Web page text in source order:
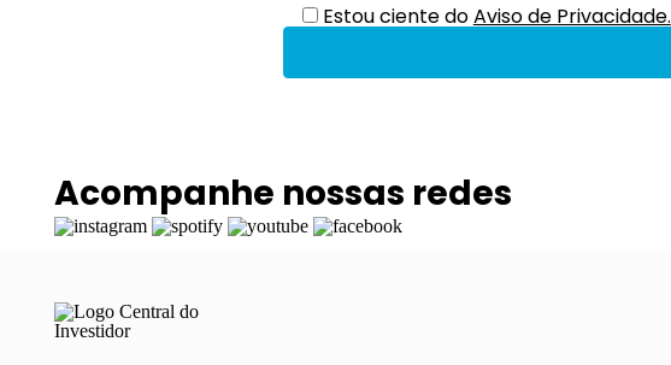
Estou ciente doAviso de Privacidade.
Acompanhe nossas redes